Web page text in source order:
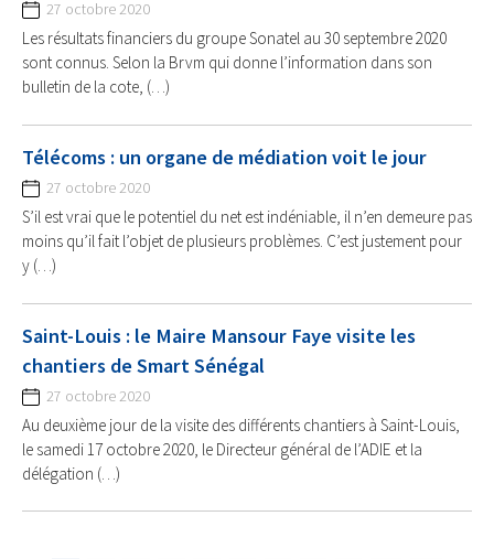
27 octobre 2020
Les résultats financiers du groupe Sonatel au 30 septembre 2020
sont connus. Selon la Brvm qui donne l’information dans son
bulletin de la cote, (…)
Télécoms : un organe de médiation voit le jour
27 octobre 2020
S’il est vrai que le potentiel du net est indéniable, il n’en demeure pas
moins qu’il fait l’objet de plusieurs problèmes. C’est justement pour
y (…)
Saint-Louis : le Maire Mansour Faye visite les
chantiers de Smart Sénégal
27 octobre 2020
Au deuxième jour de la visite des différents chantiers à Saint-Louis,
le samedi 17 octobre 2020, le Directeur général de l’ADIE et la
délégation (…)